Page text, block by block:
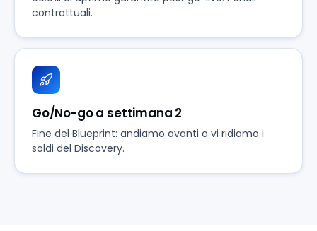
contrattuali.
Go/No-go a settimana 2
Fine del Blueprint: andiamo avanti o vi ridiamo i
soldi del Discovery.